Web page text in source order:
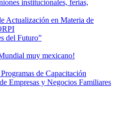
institucionales, ferias,
Actualización en Materia de
del Futuro”
muy mexicano!
de Capacitación
Empresas y Negocios Familiares